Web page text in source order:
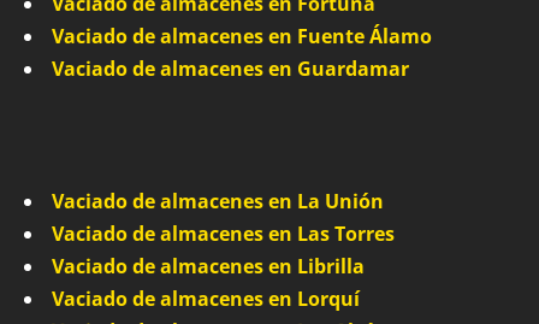
Vaciado de almacenes en Fuente Álamo
Vaciado de almacenes en Guardamar
Vaciado de almacenes en La Unión
Vaciado de almacenes en Las Torres
Vaciado de almacenes en Librilla
Vaciado de almacenes en Lorquí